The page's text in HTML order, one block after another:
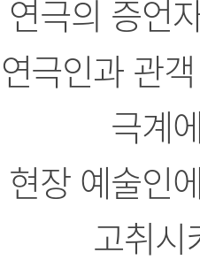
연극의 증언
연극인과 관
극계
현장 예술인
고취시